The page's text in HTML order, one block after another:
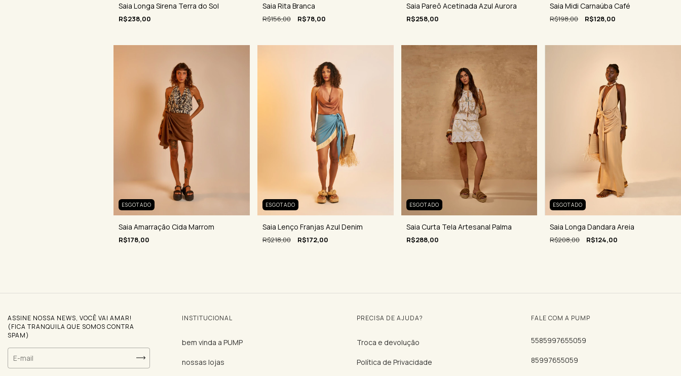
Saia Longa Sirena Terra do Sol
R$238,00
Saia Rita Branca
R$156,00 R$78,00
Saia Pareô Acetinada Azul Aurora
R$258,00
Saia Midi Carnaúba Café
R$198,00 R$128,00
ESGOTADO
Saia Amarração Cida Marrom
R$178,00
ESGOTADO
Saia Lenço Franjas Azul Denim
R$218,00 R$172,00
ESGOTADO
Saia Curta Tela Artesanal Palma
R$288,00
ESGOTADO
Saia Longa Dandara Areia
R$208,00 R$124,00
ASSINE NOSSA NEWS, VOCÊ VAI AMAR!
(FICA TRANQUILA QUE SOMOS CONTRA
SPAM)
INSTITUCIONAL
bem vinda a PUMP
nossas lojas
PRECISA DE AJUDA?
Troca e devolução
Política de Privacidade
FALE COM A PUMP
5585997655059
85997655059